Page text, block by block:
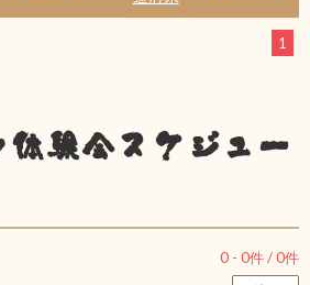
1
体験会スケジュー
0 - 0件 /0件